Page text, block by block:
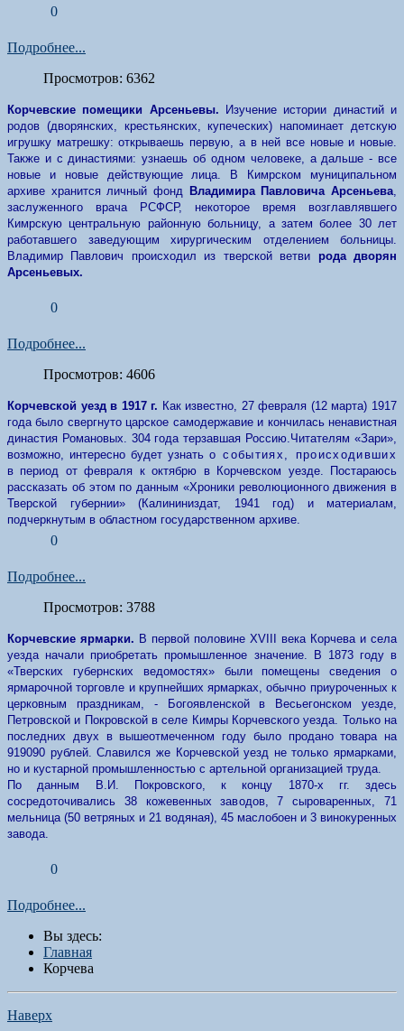
0
Подробнее...
Просмотров: 6362
Корчевские помещики Арсеньевы.
Изучение истории династий и
родов (дворянских, крестьянских, купеческих) напоминает детскую
игрушку матрешку: открываешь первую, а в ней все новые и новые.
Также и с династиями: узнаешь об одном человеке, а дальше - все
новые и новые действующие лица. В Кимрском муниципальном
архиве хранится личный фонд Владимира Павловича Арсеньева,
заслуженного врача РСФСР, некоторое время возглавлявшего
Кимрскую центральную районную больницу, а затем более 30 лет
работавшего заведующим хирургическим отделением больницы.
Владимир Павлович происходил из тверской ветви рода дворян
Арсеньевых.
0
Подробнее...
Просмотров: 4606
Корчевской уезд в 1917 г. Как известно, 27 февраля (12 марта) 1917
года было свергнуто царское самодержавие и кончилась ненавистная
династия Романовых. 304 года терзавшая Россию.Читателям «Зари»,
возможно, интересно будет узнать о событиях, происходивших
в период от февраля к октябрю в Корчевском уезде. Постараюсь
рассказать об этом по данным «Хроники революционного движения в
Тверской губернии» (Калининиздат, 1941 год) и материалам,
подчеркнутым в областном государственном архиве.
0
Подробнее...
Просмотров: 3788
Корчевские ярмарки. В первой половине XVIII века Корчева и села
уезда начали приобретать промышленное значение. В 1873 году в
«Тверских губернских ведомостях» были помещены сведения о
ярмарочной торговле и крупнейших ярмарках, обычно приуроченных к
церковным праздникам, - Богоявленской в Весьегонском уезде,
Петровской и Покровской в селе Кимры Корчевского уезда. Только на
последних двух в вышеотмеченном году было продано товара на
919090 рублей. Славился же Корчевской уезд не только ярмарками,
но и кустарной промышленностью с артельной организацией труда.
По данным В.И. Покровского, к концу 1870-х гг. здесь
сосредоточивались 38 кожевенных заводов, 7 сыроваренных, 71
мельница (50 ветряных и 21 водяная), 45 маслобоен и 3 винокуренных
завода.
0
Подробнее...
Вы здесь:
Главная
Корчева
Наверх